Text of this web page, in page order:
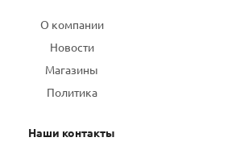
О компании
Новости
Магазины
Политика
Наши контакты